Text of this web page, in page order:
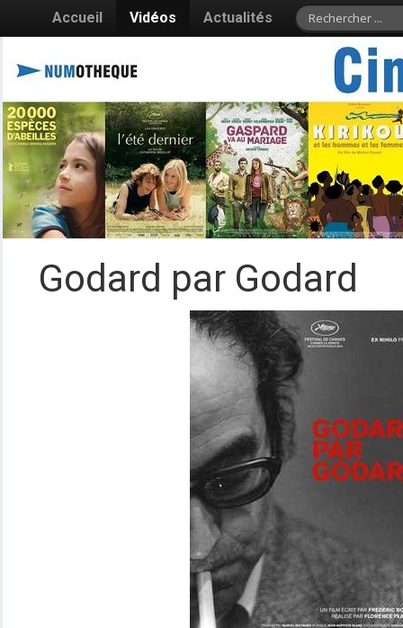
Accueil Vidéos Actualités
Godard par Godard